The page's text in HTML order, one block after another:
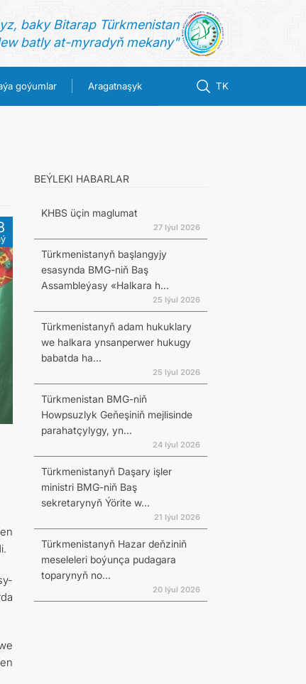
baky Bitarap Türkmenistan
batly at-myradyň mekany"
goýumlar Aragatnaşyk TK
BEÝLEKI HABARLAR
KHBS üçin maglumat
27 Iýul 2026
Türkmenistanyň başlangyjy
esasynda BMG-niň Baş
Assambleýasy «Halkara h...
25 Iýul 2026
Türkmenistanyň adam hukuklary
we halkara ynsanperwer hukugy
babatda ha...
25 Iýul 2026
Türkmenistan BMG-niň
Howpsuzlyk Geňeşiniň mejlisinde
parahatçylygy, yn...
24 Iýul 2026
Türkmenistanyň Daşary işler
ministri BMG-niň Baş
sekretarynyň Ýörite w...
21 Iýul 2026
Türkmenistanyň Hazar deňziniň
meseleleri boýunça pudagara
toparynyň no...
20 Iýul 2026